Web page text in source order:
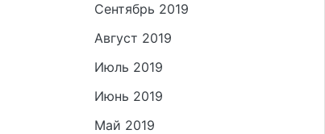
Сентябрь 2019
Август 2019
Июль 2019
Июнь 2019
Май 2019